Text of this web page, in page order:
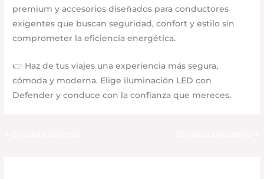
premium y accesorios diseñados para conductores
exigentes que buscan seguridad, confort y estilo sin
comprometer la eficiencia energética.
👉 Haz de tus viajes una experiencia más segura,
cómoda y moderna. Elige iluminación LED con
Defender y conduce con la confianza que mereces.